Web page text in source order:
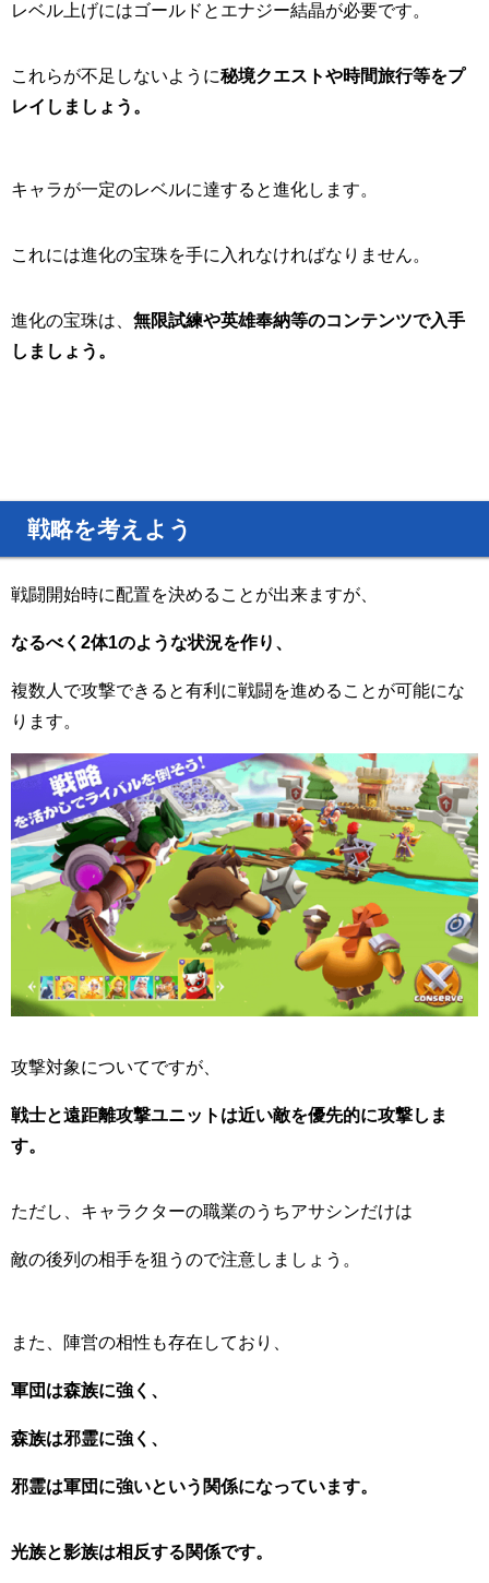
レベル上げにはゴールドとエナジー結晶が必要です。
これらが不足しないように秘境クエストや時間旅行等をプ
レイしましょう。
キャラが一定のレベルに達すると進化します。
これには進化の宝珠を手に入れなければなりません。
進化の宝珠は、 無限試練や英雄奉納等のコンテンツで入手
しましょう。
戦略を考えよう
戦闘開始時に配置を決めることが出来ますが、
なるべく 2体1のような状況を作り、
複数人で攻撃できると有利に戦闘を進めることが可能にな
ります。
攻撃対象についてですが、
戦士と遠距離攻撃ユニットは近い敵を優先的に攻撃しま
す。
ただし、キャラクターの職業のうちアサシンだけは
敵の後列の相手を狙うので注意しましょう。
また、陣営の相性も存在しており、
軍団は森族に強く、
森族は邪霊に強く、
邪霊は軍団に強いという関係になっています。
光族と影族は相反する関係です。